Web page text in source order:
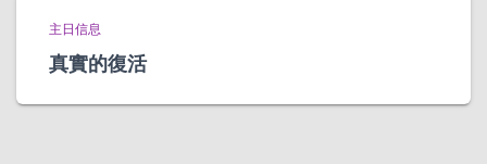
主日信息
真實的復活